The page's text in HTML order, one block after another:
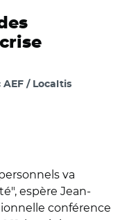
AEF / Localtis
va
espère Jean-
conférence